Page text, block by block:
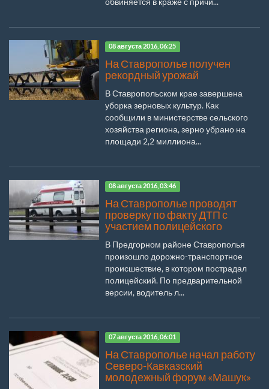
08 августа 2016, 06:25
На Ставрополье получен
рекордный урожай
В Ставропольском крае завершена
уборка зерновых культур. Как
сообщили в министерстве сельского
хозяйства региона, зерно убрано на
площади 2,2 миллиона...
08 августа 2016, 03:46
На Ставрополье проводят
проверку по факту ДТП с
участием полицейского
В Предгорном районе Ставрополья
произошло дорожно-транспортное
происшествие, в котором пострадал
полицейский. По предварительной
версии, водитель л...
07 августа 2016, 06:01
На Ставрополье начал работу
Северо-Кавказский
молодежный форум «Машук»